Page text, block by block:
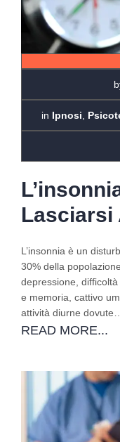
in Ipnosi
Lasciarsi
L’insonnia è un
30% della
depressione,
e memoria, cattivo
attività diurne dovute…
READ MORE...